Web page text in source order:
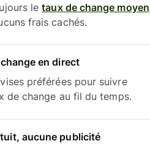
letaux de change moyen
frais cachés.
en direct
préférées pour suivre
de change au fil du temps.
aucune publicité